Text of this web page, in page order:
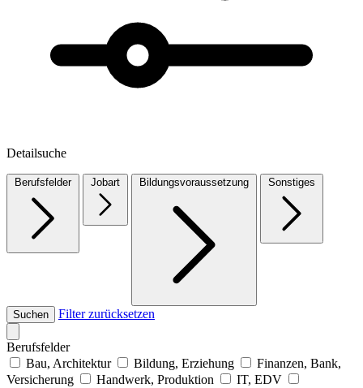
Detailsuche
Berufsfelder Jobart Bildungsvoraussetzung Sonstiges
Suchen Filter zurücksetzen
Berufsfelder
Bau, Architektur
Bildung, Erziehung
Finanzen, Bank,
Versicherung
Handwerk, Produktion
IT, EDV